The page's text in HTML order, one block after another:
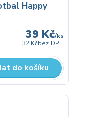
Happy
39 Kč/ks
32 Kčbez DPH
do košíku